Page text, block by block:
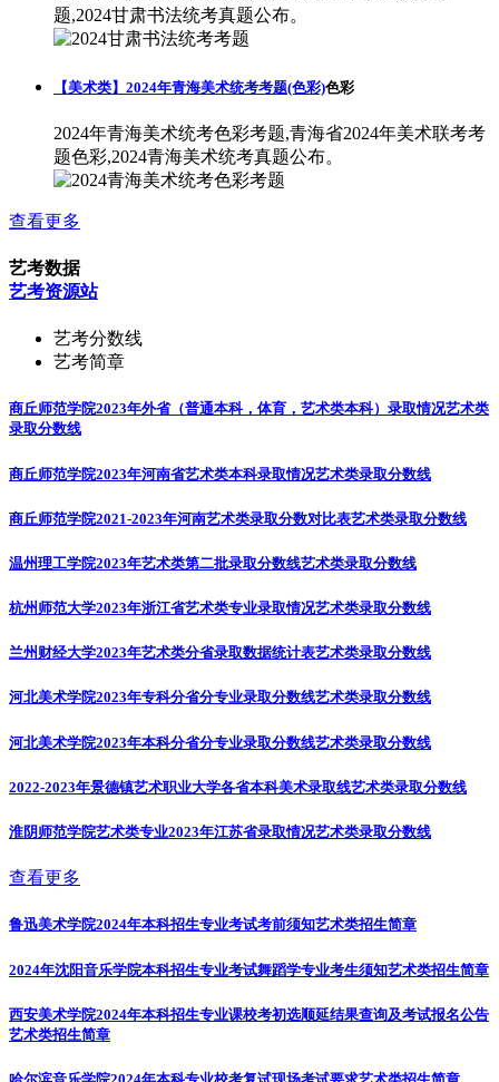
题,2024甘肃书法统考真题公布。
【美术类】2024年青海美术统考考题(色彩)色彩
2024年青海美术统考色彩考题,青海省2024年美术联考考
题色彩,2024青海美术统考真题公布。
查看更多
艺考数据
艺考资源站
艺考分数线
艺考简章
商丘师范学院2023年外省（普通本科，体育，艺术类本科）录取情况艺术类
录取分数线
商丘师范学院2023年河南省艺术类本科录取情况艺术类录取分数线
商丘师范学院2021-2023年河南艺术类录取分数对比表艺术类录取分数线
温州理工学院2023年艺术类第二批录取分数线艺术类录取分数线
杭州师范大学2023年浙江省艺术类专业录取情况艺术类录取分数线
兰州财经大学2023年艺术类分省录取数据统计表艺术类录取分数线
河北美术学院2023年专科分省分专业录取分数线艺术类录取分数线
河北美术学院2023年本科分省分专业录取分数线艺术类录取分数线
2022-2023年景德镇艺术职业大学各省本科美术录取线艺术类录取分数线
淮阴师范学院艺术类专业2023年江苏省录取情况艺术类录取分数线
查看更多
鲁迅美术学院2024年本科招生专业考试考前须知艺术类招生简章
2024年沈阳音乐学院本科招生专业考试舞蹈学专业考生须知艺术类招生简章
西安美术学院2024年本科招生专业课校考初选顺延结果查询及考试报名公告
艺术类招生简章
哈尔滨音乐学院2024年本科专业校考复试现场考试要求艺术类招生简章